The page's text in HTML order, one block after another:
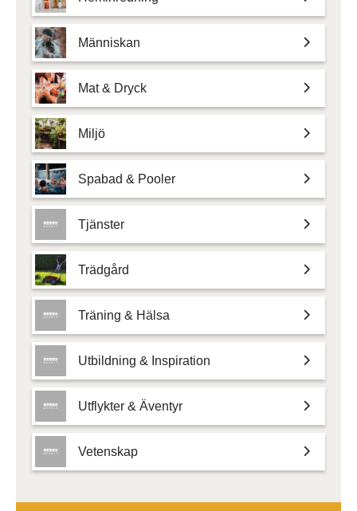
Människan
Mat & Dryck
Miljö
Spabad & Pooler
Tjänster
Trädgård
Träning & Hälsa
Utbildning & Inspiration
Utflykter & Äventyr
Vetenskap